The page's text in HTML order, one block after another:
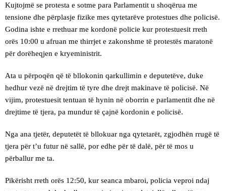
Kujtojmë se protesta e sotme para Parlamentit u shoqërua me
tensione dhe përplasje fizike mes qytetarëve protestues dhe policisë.
Godina ishte e rrethuar me kordonë policie kur protestuesit rreth
orës 10:00 u afruan me thirrjet e zakonshme të protestës maratonë
për dorëheqjen e kryeministrit.
Ata u përpoqën që të bllokonin qarkullimin e deputetëve, duke
hedhur vezë në drejtim të tyre dhe drejt makinave të policisë. Në
vijim, protestuesit tentuan të hynin në oborrin e parlamentit dhe në
drejtime të tjera, pa mundur të çajnë kordonin e policisë.
Nga ana tjetër, deputetët të bllokuar nga qytetarët, zgjodhën rrugë të
tjera për t’u futur në sallë, por edhe për të dalë, për të mos u
përballur me ta.
Pikërisht rreth orës 12:50, kur seanca mbaroi, policia veproi ndaj